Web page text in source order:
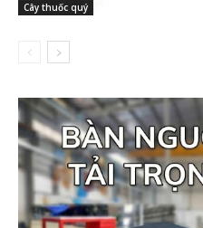
Cây thuốc quý